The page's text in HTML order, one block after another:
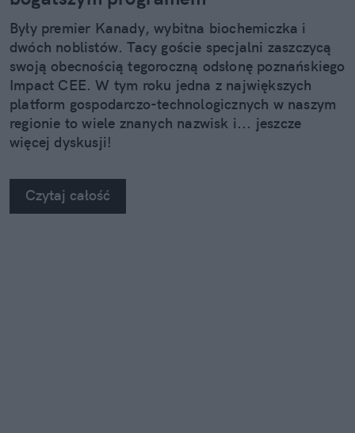
Były premier Kanady, wybitna biochemiczka i
dwóch noblistów. Tacy goście specjalni zaszczycą
swoją obecnością tegoroczną odsłonę poznańskiego
Impact CEE. W tym roku jedna z największych
platform gospodarczo-technologicznych w naszym
regionie to wiele znanych nazwisk i... jeszcze
więcej dyskusji!
Czytaj całość